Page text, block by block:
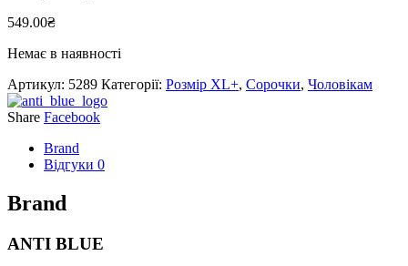
549.00₴
Немає в наявності
Артикул: 5289 Категорії: Розмір XL+, Сорочки, Чоловікам
Share Facebook
Brand
Відгуки 0
Brand
ANTI BLUE